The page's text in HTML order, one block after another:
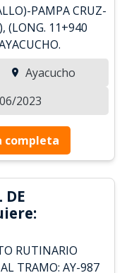
PAMPA CRUZ-
(LONG. 11+940
Ayacucho
2023
completa
DE
RUTINARIO
TRAMO: AY-987